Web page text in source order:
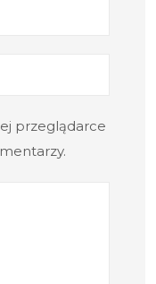
przeglądarce